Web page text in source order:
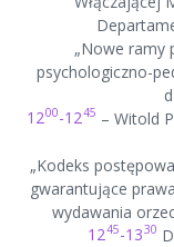
„Nowe ramy
psychologiczno-
1200-1245 – Witold
„Kodeks
gwarantujące
wydawania
1245-1330